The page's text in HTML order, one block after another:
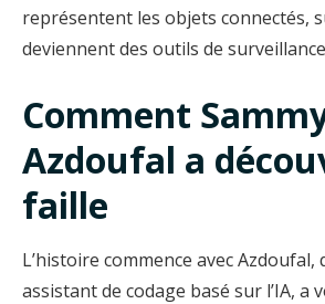
représentent les objets connectés,
deviennent des outils de
Comment
Azdoufal a
faille
L’histoire commence avec
assistant de codage basé sur l’IA, a